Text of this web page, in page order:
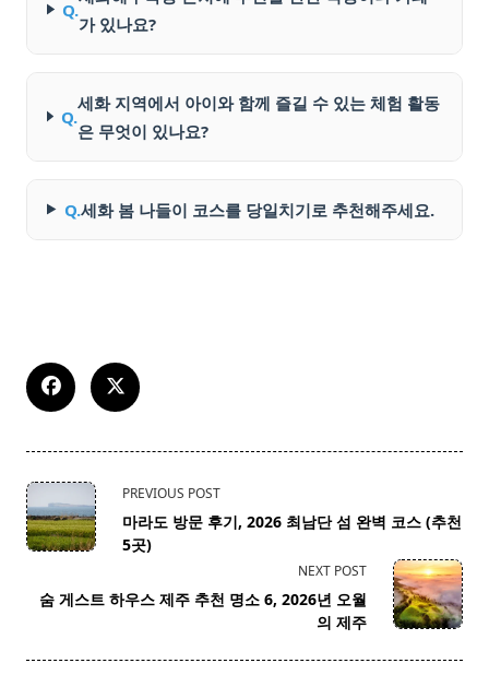
Q.
가 있나요?
Q.
세화 지역에서 아이와 함께 즐길 수 있는 체험 활동
은 무엇이 있나요?
Q.세화 봄 나들이 코스를 당일치기로 추천해주세요.
<span
class="nav-
subtitle
reader-
PREVIOUS POST
마라도 방문 후기, 2026 최남단 섬 완벽 코스 (추천
5곳)
NEXT POST
숨 게스트 하우스 제주 추천 명소 6, 2026년 오월
의 제주